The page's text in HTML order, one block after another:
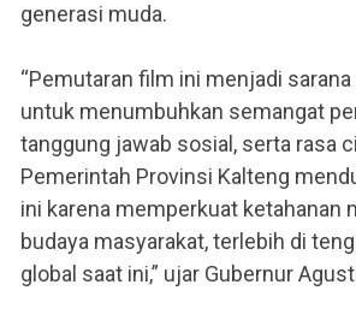
generasi muda.
“Pemutaran film ini menjadi
untuk menumbuhkan semangat
tanggung jawab sosial, serta rasa
Pemerintah Provinsi Kalteng
ini karena memperkuat ketahanan
budaya masyarakat, terlebih di
global saat ini,” ujar Gubernur